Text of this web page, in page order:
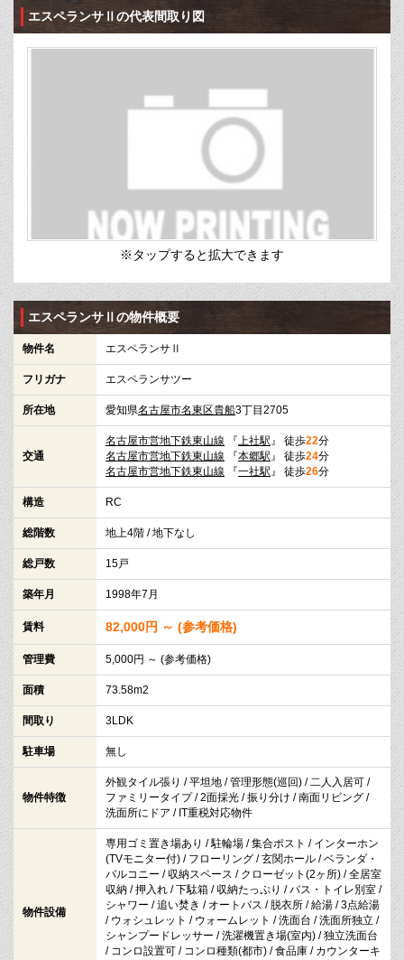
エスペランサⅡの代表間取り図
※タップすると拡大できます
エスペランサⅡの物件概要
物件名 エスペランサⅡ
フリガナ エスペランサツー
所在地 愛知県名古屋市名東区貴船3丁目2705
交通
名古屋市営地下鉄東山線 『 上社駅 』 徒歩22分
名古屋市営地下鉄東山線 『本郷駅 』 徒歩24分
名古屋市営地下鉄東山線 『一社駅 』 徒歩26分
構造 RC
総階数 地上4階 / 地下なし
総戸数 15戸
築年月 1998年7月
賃料 82,000円 ～ (参考価格)
管理費 5,000円 ～ (参考価格)
面積 73.58m2
間取り 3LDK
駐車場 無し
物件特徴
外観タイル張り / 平坦地 / 管理形態(巡回) / 二人入居可 /
ファミリータイプ / 2面採光 / 振り分け / 南面リビング /
洗面所にドア / IT重税対応物件
物件設備
専用ゴミ置き場あり / 駐輪場 / 集合ポスト / インターホン
(TVモニター付) / フローリング / 玄関ホール / ベランダ・
バルコニー / 収納スペース / クローゼット(2ヶ所) / 全居室
収納 / 押入れ / 下駄箱 / 収納たっぷり / バス・トイレ別室 /
シャワー / 追い焚き / オートバス / 脱衣所 / 給湯 / 3点給湯
/ ウォシュレット / ウォームレット / 洗面台 / 洗面所独立 /
シャンプードレッサー / 洗濯機置き場(室内) / 独立洗面台
/ コンロ設置可 / コンロ種類(都市) / 食品庫 / カウンターキ